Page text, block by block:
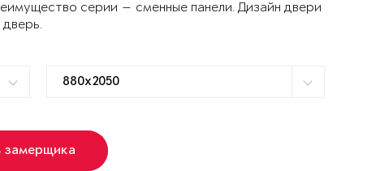
серии — сменные панели. Дизайн двери
замерщика